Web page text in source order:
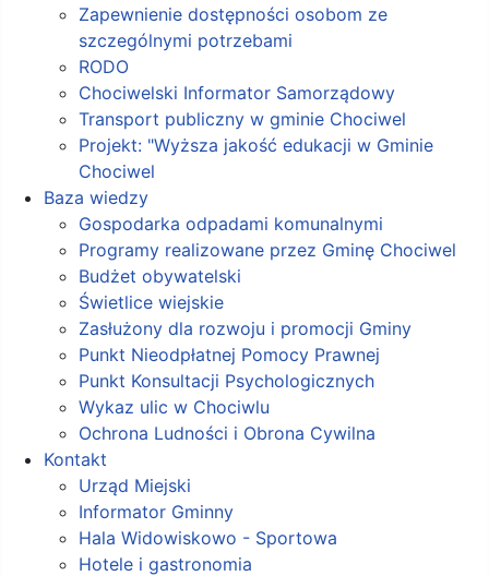
Zapewnienie dostępności osobom ze
szczególnymi potrzebami
RODO
Chociwelski Informator Samorządowy
Transport publiczny w gminie Chociwel
Projekt: "Wyższa jakość edukacji w Gminie
Chociwel
Baza wiedzy
Gospodarka odpadami komunalnymi
Programy realizowane przez Gminę Chociwel
Budżet obywatelski
Świetlice wiejskie
Zasłużony dla rozwoju i promocji Gminy
Punkt Nieodpłatnej Pomocy Prawnej
Punkt Konsultacji Psychologicznych
Wykaz ulic w Chociwlu
Ochrona Ludności i Obrona Cywilna
Kontakt
Urząd Miejski
Informator Gminny
Hala Widowiskowo - Sportowa
Hotele i gastronomia